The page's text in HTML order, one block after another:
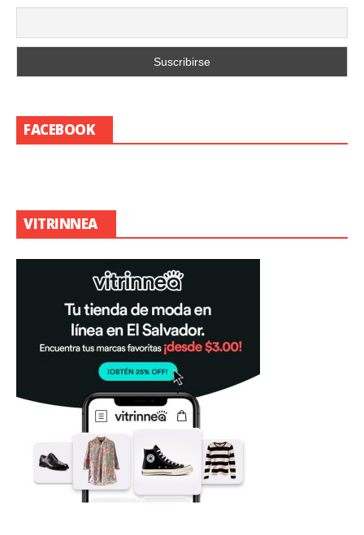
FACEBOOK
VITRINNEA